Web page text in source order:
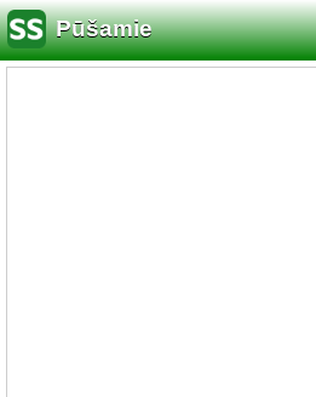
Pūšamie